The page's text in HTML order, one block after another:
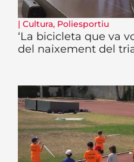
| Cultura, Poliesportiu
‘La bicicleta que va
del naixement del